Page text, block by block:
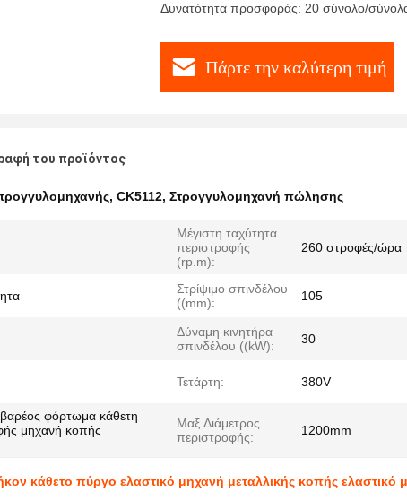
Δυνατότητα προσφοράς: 20 σύνολο/
Πάρτε την καλύτερη τιμή
του προϊόντος
, CK5112, Στρογγυλομηχανή πώλησης
Μέγιστη ταχύτητα
περιστροφής
(rp.m):
260 στροφές/ώρα
Στρίψιμο σπινδέλου
((mm):
105
Δύναμη κινητήρα
σπινδέλου ((kW):
30
Τετάρτη: 380V
φόρτωμα κάθετη
μηχανή κοπής
Μαξ.Διάμετρος
περιστροφής:
1200mm
κάθετο πύργο ελαστικό μηχανή μεταλλικής κοπής ελαστικό